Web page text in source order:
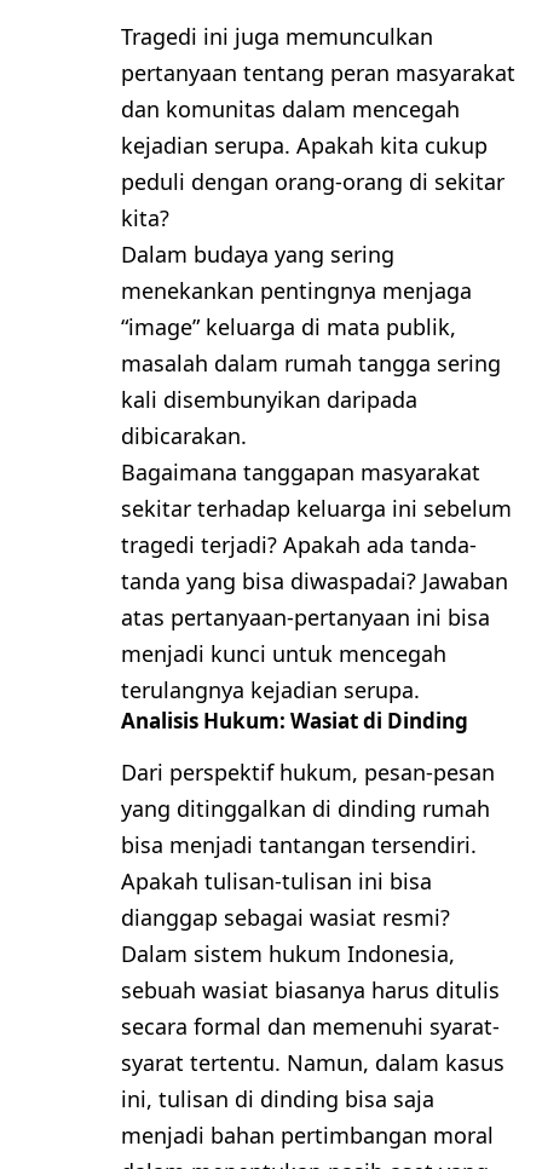
Tragedi ini juga memunculkan
pertanyaan tentang peran masyarakat
dan komunitas dalam mencegah
kejadian serupa. Apakah kita cukup
peduli dengan orang-orang di sekitar
kita?
Dalam budaya yang sering
menekankan pentingnya menjaga
“image” keluarga di mata publik,
masalah dalam rumah tangga sering
kali disembunyikan daripada
dibicarakan.
Bagaimana tanggapan masyarakat
sekitar terhadap keluarga ini sebelum
tragedi terjadi? Apakah ada tanda-
tanda yang bisa diwaspadai? Jawaban
atas pertanyaan-pertanyaan ini bisa
menjadi kunci untuk mencegah
terulangnya kejadian serupa.
Analisis Hukum: Wasiat di Dinding
Dari perspektif hukum, pesan-pesan
yang ditinggalkan di dinding rumah
bisa menjadi tantangan tersendiri.
Apakah tulisan-tulisan ini bisa
dianggap sebagai wasiat resmi?
Dalam sistem hukum Indonesia,
sebuah wasiat biasanya harus ditulis
secara formal dan memenuhi syarat-
syarat tertentu. Namun, dalam kasus
ini, tulisan di dinding bisa saja
menjadi bahan pertimbangan moral